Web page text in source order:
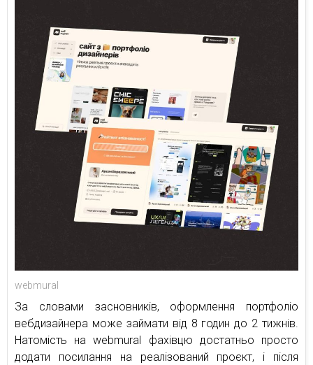
webmural
За словами засновників, оформлення портфоліо
вебдизайнера може займати від 8 годин до 2 тижнів.
Натомість на webmural фахівцю достатньо просто
додати посилання на реалізований проєкт, і після